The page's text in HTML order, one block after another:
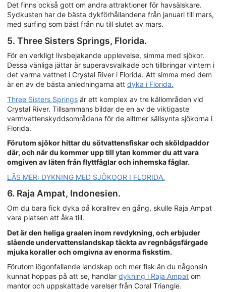
Det finns också gott om andra attraktioner för havsälskare.
Sydkusten har de bästa dykförhållandena från januari till mars,
med surfing som bäst från nu till slutet av mars.
5. Three Sisters Springs, Florida.
För en verkligt livsbejakande upplevelse, simma med sjökor.
Dessa vänliga jättar är superavsvalkade och tillbringar vintern i
det varma vattnet i Crystal River i Florida. Att simma med dem
är en av de bästa anledningarna att dyka i Florida.
Three Sisters Springs är ett komplex av tre källområden vid
Crystal River. Tillsammans bildar de en av de viktigaste
varmvattenskyddsområdena för de alltmer sällsynta sjökorna i
Florida.
Förutom sjökor hittar du sötvattensfiskar och sköldpaddor
där, och när du kommer upp till ytan kommer du att vara
omgiven av läten från flyttfåglar och inhemska fåglar.
LÄS MER: DYKNING MED SJÖKOOR I FLORIDA.
6. Raja Ampat, Indonesien.
Om du bara fick dyka på korallrev en gång, skulle Raja Ampat
vara platsen att åka till.
Det är den heliga graalen inom revdykning, och erbjuder
slående undervattenslandskap täckta av regnbågsfärgade
mjuka koraller och omgivna av enorma fiskstim.
Förutom iögonfallande landskap och mer fisk än du någonsin
kunnat hoppas på att se, handlar dykning i Raja Ampat om
mantor och uppskattade varelser från Coral Triangle.